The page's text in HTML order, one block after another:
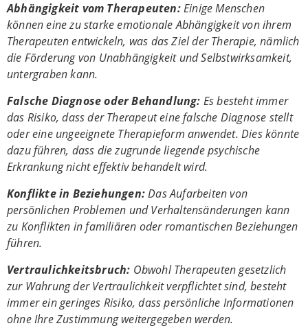
Abhängigkeit vom Therapeuten:Einige Menschen
können eine zu starke emotionale Abhängigkeit von ihrem
Therapeuten entwickeln, was das Ziel der Therapie, nämlich
die Förderung von Unabhängigkeit und Selbstwirksamkeit,
untergraben kann.
Falsche Diagnose oder Behandlung: Es besteht immer
das Risiko, dass der Therapeut eine falsche Diagnose stellt
oder eine ungeeignete Therapieform anwendet. Dies könnte
dazu führen, dass die zugrunde liegende psychische
Erkrankung nicht effektiv behandelt wird.
Konflikte in Beziehungen:Das Aufarbeiten von
persönlichen Problemen und Verhaltensänderungen kann
zu Konflikten in familiären oder romantischen Beziehungen
führen.
Vertraulichkeitsbruch: Obwohl Therapeuten gesetzlich
zur Wahrung der Vertraulichkeit verpflichtet sind, besteht
immer ein geringes Risiko, dass persönliche Informationen
ohne Ihre Zustimmung weitergegeben werden.